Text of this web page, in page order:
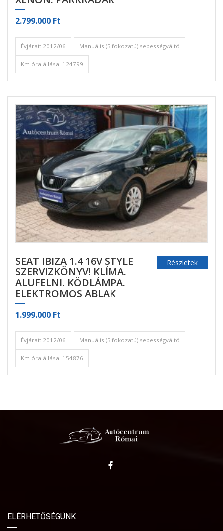
2.799.000 Ft
Évjárat: 2012/06 Manuális (5 fokozatú) sebességváltó
Km óra állása: 124799
SEAT IBIZA 1.4 16V STYLE
SZERVIZKÖNYV! KLÍMA.
ALUFELNI. KÖDLÁMPA.
ELEKTROMOS ABLAK
1.999.000 Ft
Részletek
Évjárat: 2012/06 Manuális (5 fokozatú) sebességváltó
Km óra állása: 154876
ELÉRHETŐSÉGÜNK